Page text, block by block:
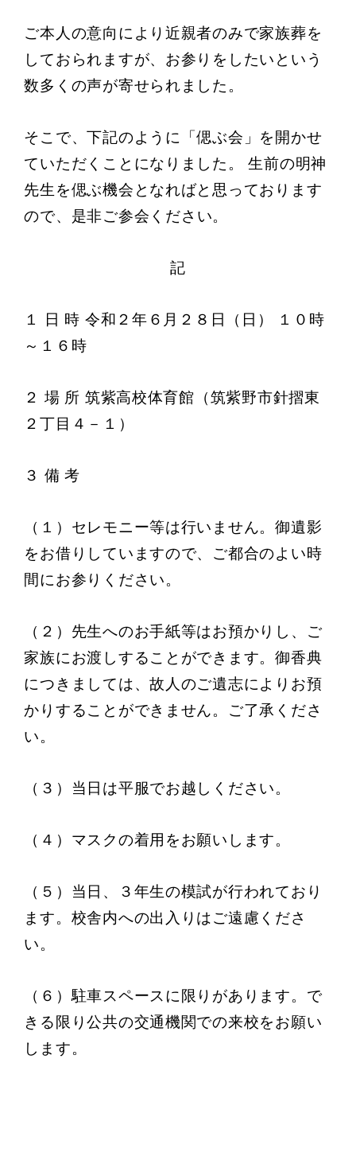
ご本人の意向により近親者のみで家族葬を
しておられますが、お参りをしたいという
数多くの声が寄せられました。
そこで、下記のように「偲ぶ会」を開かせ
ていただくことになりました。 生前の明神
先生を偲ぶ機会となればと思っております
ので、 是非ご参会ください。
記
１ 日 時 令和２年６月２８日（日） １０時
～１６時
２ 場 所 筑紫高校体育館（筑紫野市針摺東
２丁目４－１）
３ 備 考
（１）セレモニー等は行いません。御遺影
をお借りしていますので、ご都合のよい時
間にお参りください。
（２）先生へのお手紙等はお預かりし、ご
家族にお渡しすることができます。御香典
につきましては、故人のご遺志によりお預
かりすることができません。ご了承くださ
い。
（３）当日は平服でお越しください。
（４）マスクの着用をお願いします。
（５）当日、３年生の模試が行われており
ます。校舎内への出入りはご遠慮くださ
い。
（６）駐車スペースに限りがあります。で
きる限り公共の交通機関での来校をお願い
します。